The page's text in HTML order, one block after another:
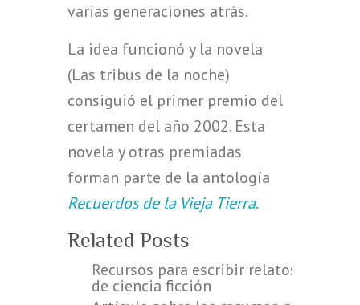
varias generaciones atrás.
La idea funcionó y la novela
(Las tribus de la noche)
consiguió el primer premio del
certamen del año 2002. Esta
novela y otras premiadas
forman parte de la antología
Recuerdos de la Vieja Tierra.
Related Posts
Recursos para escribir relatos
de ciencia ficción